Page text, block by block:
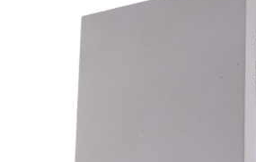
ТОРШЕРЫ И ЛАМПЫ
LED PREMIUM